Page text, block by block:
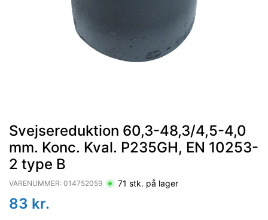
Svejsereduktion 60,3-48,3/4,5-4,0
mm. Konc. Kval. P235GH, EN 10253-
2 type B
VARENUMMER: 014752059 71 stk. på lager
83 kr.